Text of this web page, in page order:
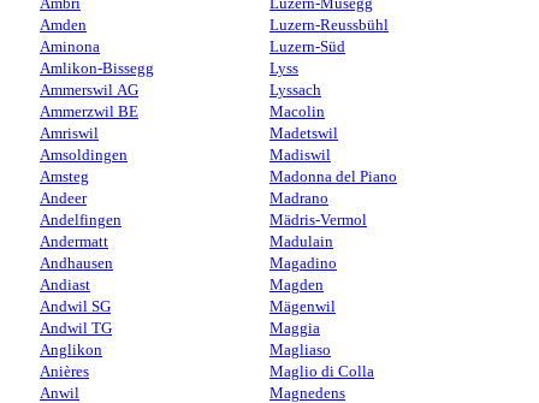
Amden
Aminona
Amlikon-Bissegg
Ammerswil AG
Ammerzwil BE
Amriswil
Amsoldingen
Amsteg
Andeer
Andelfingen
Andermatt
Andhausen
Andiast
Andwil SG
Andwil TG
Anglikon
Anières
Anwil
Luzern-Reussbühl
Luzern-Süd
Lyss
Lyssach
Macolin
Madetswil
Madiswil
Madonna del Piano
Madrano
Mädris-Vermol
Madulain
Magadino
Magden
Mägenwil
Maggia
Magliaso
Maglio di Colla
Magnedens